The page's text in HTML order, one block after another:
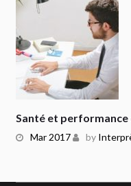
Mar 2017 by
Santé et